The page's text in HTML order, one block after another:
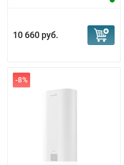
10 660 руб.
-8%